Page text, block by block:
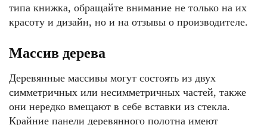
типа книжка, обращайте внимание не только на их
красоту и дизайн, но и на отзывы о производителе.
Массив дерева
Деревянные массивы могут состоять из двух
симметричных или несимметричных частей, также
они нередко вмещают в себе вставки из стекла.
Крайние панели деревянного полотна имеют